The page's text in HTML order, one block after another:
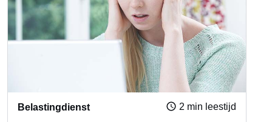
Belastingdienst 2 min leestijd